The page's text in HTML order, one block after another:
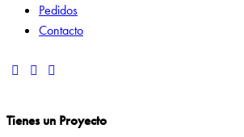
Pedidos
Contacto
Tienes un Proyecto